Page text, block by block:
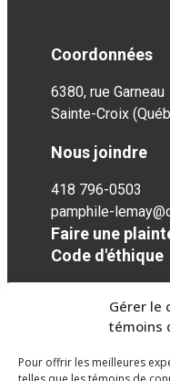
Gérer le
témoins
Pour offrir les meilleures
Coordonnées
6380, rue Garneau
Sainte-Croix
Nous joindre
418 796-0503
pamphile-
Faire une
Code d'éthique
Réseaux
facebook
twitter